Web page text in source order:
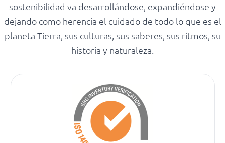
sostenibilidad va desarrollándose, expandiéndose y
dejando como herencia el cuidado de todo lo que es el
planeta Tierra, sus culturas, sus saberes, sus ritmos, su
historia y naturaleza.
Recursos de sostenibilidad